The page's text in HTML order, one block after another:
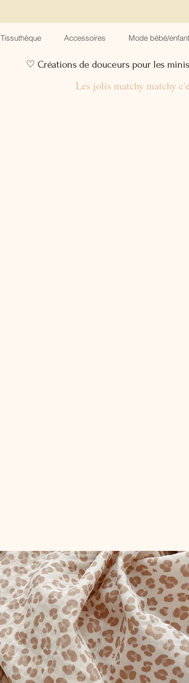
Tissuthèque Accessoires Mode bébé/enfant
♡ Créations de douceurs pour les
Les jolis matchy matchy